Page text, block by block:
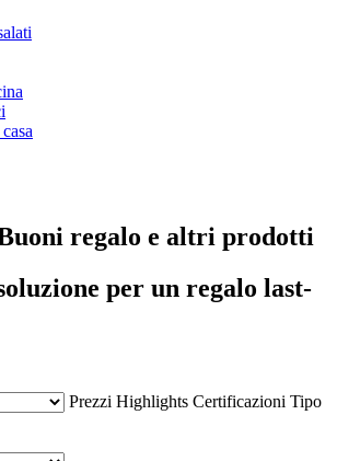
regalo e altri prodotti
per un regalo last-
Prezzi Highlights Certificazioni Tipo